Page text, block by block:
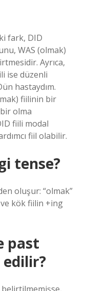
fark, DID
WAS (olmak)
Ayrıca,
ise düzenli
hastaydım.
fiilinin bir
olma
fiili modal
fiil olabilir.
tense?
oluşur: “olmak”
kök fiilin +ing
past
edilir?